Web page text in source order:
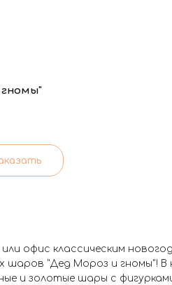
офис классическим
шаров "Дед Мороз и гномы"! В
и золотые шары с